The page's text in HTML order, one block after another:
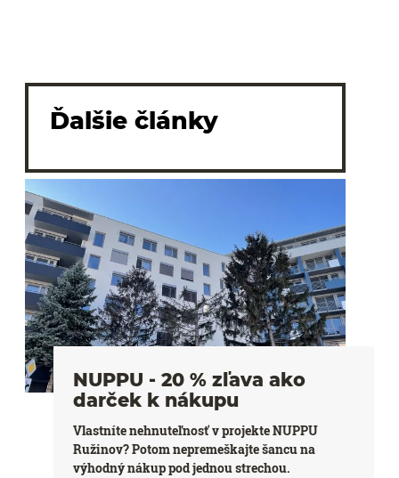
Ďalšie články
NUPPU - 20 % zľava ako
darček k nákupu
Vlastníte nehnuteľnosť v projekte NUPPU
Ružinov? Potom nepremeškajte šancu na
výhodný nákup pod jednou strechou.